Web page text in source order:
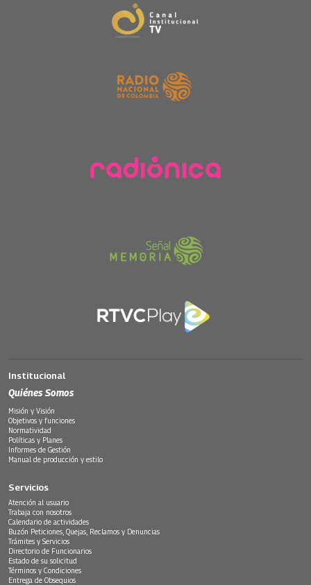
Institucional
Quiénes Somos
Misión y Visión
Objetivos y funciones
Normatividad
Políticas y Planes
Informes de Gestión
Manual de producción y estilo
Servicios
Atención al usuario
Trabaja con nosotros
Calendario de actividades
Buzón Peticiones, Quejas, Reclamos y Denuncias
Trámites y Servicios
Directorio de Funcionarios
Estado de su solicitud
Términos y Condiciones
Entrega de Obsequios